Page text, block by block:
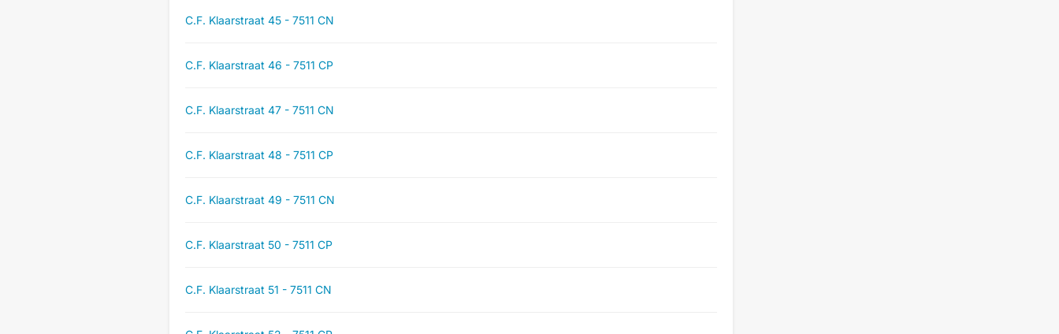
C.F. Klaarstraat 45 - 7511 CN
C.F. Klaarstraat 46 - 7511 CP
C.F. Klaarstraat 47 - 7511 CN
C.F. Klaarstraat 48 - 7511 CP
C.F. Klaarstraat 49 - 7511 CN
C.F. Klaarstraat 50 - 7511 CP
C.F. Klaarstraat 51 - 7511 CN